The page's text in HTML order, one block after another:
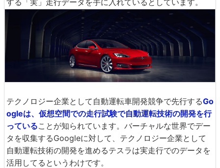
テクノロジー企業として自動運転車開発競争で先行するGo
ogleは、仮想空間での走行試験で自動運転技術の開発を行
っていることが知られています。バーチャルな世界でデー
タを収集するGoogleに対して、テクノロジー企業として
自動運転技術の開発を進めるテスラは実走行でのデータを
活用してるというわけです。